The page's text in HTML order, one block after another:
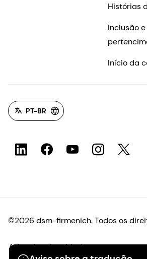
Histórias
Inclusão e
Início da
PT-BR
©2026 dsm-firmenich. Todos os
Aviso de privacidade